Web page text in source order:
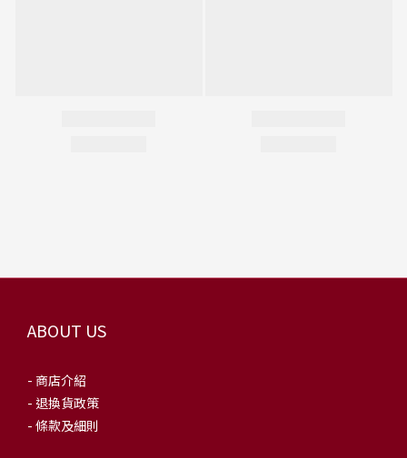
ABOUT US
- 商店介紹
- 退換貨政策
- 條款及細則